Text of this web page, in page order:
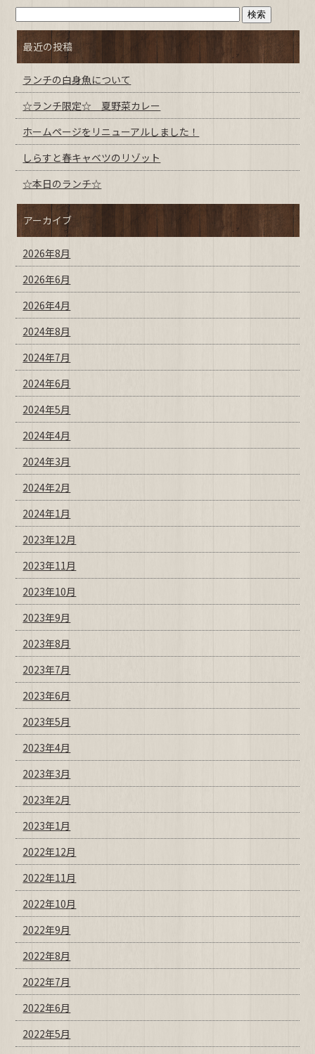
最近の投稿
ランチの白身魚について
☆ランチ限定☆ 夏野菜カレー
ホームページをリニューアルしました！
しらすと春キャベツのリゾット
☆本日のランチ☆
アーカイブ
2026年8月
2026年6月
2026年4月
2024年8月
2024年7月
2024年6月
2024年5月
2024年4月
2024年3月
2024年2月
2024年1月
2023年12月
2023年11月
2023年10月
2023年9月
2023年8月
2023年7月
2023年6月
2023年5月
2023年4月
2023年3月
2023年2月
2023年1月
2022年12月
2022年11月
2022年10月
2022年9月
2022年8月
2022年7月
2022年6月
2022年5月